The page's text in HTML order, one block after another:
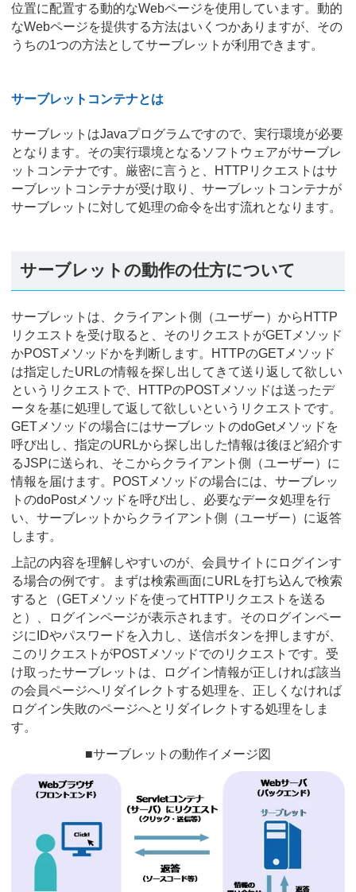
位置に配置する動的なWebページを使用しています。動的
なWebページを提供する方法はいくつかありますが、その
うちの1つの方法としてサーブレットが利用できます。
サーブレットコンテナとは
サーブレットはJavaプログラムですので、実行環境が必要
となります。その実行環境となるソフトウェアがサーブレ
ットコンテナです。厳密に言うと、HTTPリクエストはサ
ーブレットコンテナが受け取り、サーブレットコンテナが
サーブレットに対して処理の命令を出す流れとなります。
サーブレットの動作の仕方について
サーブレットは、クライアント側（ユーザー）からHTTP
リクエストを受け取ると、そのリクエストがGETメソッド
かPOSTメソッドかを判断します。HTTPのGETメソッド
は指定したURLの情報を探し出してきて送り返して欲しい
というリクエストで、HTTPのPOSTメソッドは送ったデ
ータを基に処理して返して欲しいというリクエストです。
GETメソッドの場合にはサーブレットのdoGetメソッドを
呼び出し、指定のURLから探し出した情報は後ほど紹介す
るJSPに送られ、そこからクライアント側（ユーザー）に
情報を届けます。POSTメソッドの場合には、サーブレッ
トのdoPostメソッドを呼び出し、必要なデータ処理を行
い、サーブレットからクライアント側（ユーザー）に返答
します。
上記の内容を理解しやすいのが、会員サイトにログインす
る場合の例です。まずは検索画面にURLを打ち込んで検索
すると（GETメソッドを使ってHTTPリクエストを送る
と）、ログインページが表示されます。そのログインペー
ジにIDやパスワードを入力し、送信ボタンを押しますが、
このリクエストがPOSTメソッドでのリクエストです。受
け取ったサーブレットは、ログイン情報が正しければ該当
の会員ページへリダイレクトする処理を、正しくなければ
ログイン失敗のページへとリダイレクトする処理をしま
す。
■サーブレットの動作イメージ図